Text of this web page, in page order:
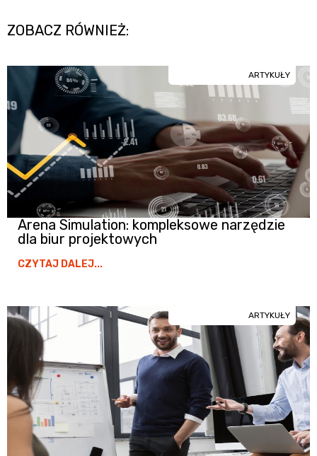
ZOBACZ RÓWNIEŻ:
Arena Simulation: kompleksowe narzędzie
dla biur projektowych
ARTYKUŁY
CZYTAJ DALEJ...
ARTYKUŁY